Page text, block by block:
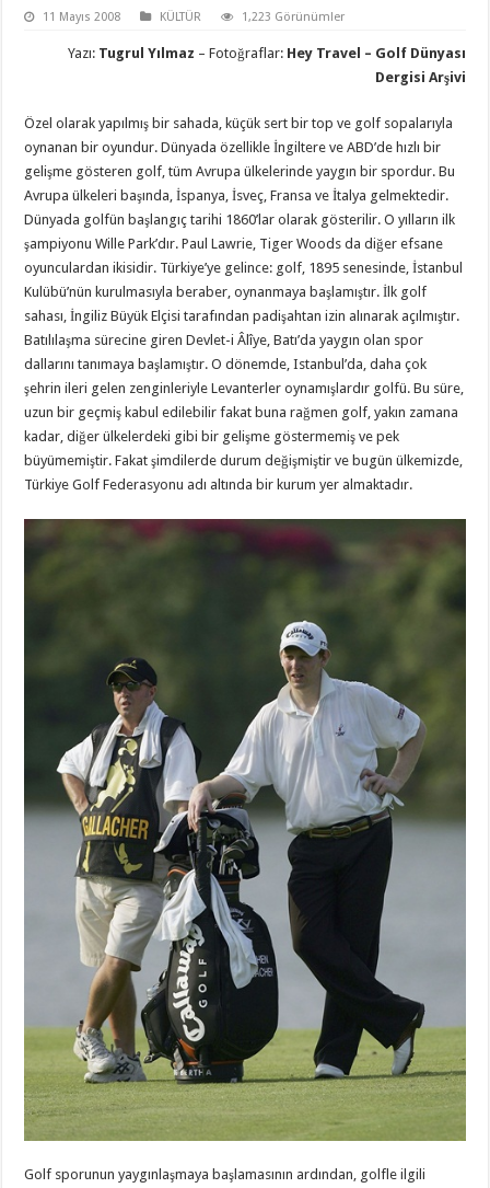
11 Mayıs 2008 KÜLTÜR 1,223 Görünümler
Yazı: Tugrul Yılmaz – Fotoğraflar:Hey Travel – Golf Dünyası
Dergisi Arşivi
Özel olarak yapılmış bir sahada, küçük sert bir top ve golf sopalarıyla
oynanan bir oyundur. Dünyada özellikle İngiltere ve ABD’de hızlı bir
gelişme gösteren golf, tüm Avrupa ülkelerinde yaygın bir spordur. Bu
Avrupa ülkeleri başında, İspanya, İsveç, Fransa ve İtalya gelmektedir.
Dünyada golfün başlangıç tarihi 1860’lar olarak gösterilir. O yılların ilk
şampiyonu Wille Park’dır. Paul Lawrie, Tiger Woods da diğer efsane
oyunculardan ikisidir. Türkiye’ye gelince: golf, 1895 senesinde, İstanbul
Kulübü’nün kurulmasıyla beraber, oynanmaya başlamıştır. İlk golf
sahası, İngiliz Büyük Elçisi tarafından padişahtan izin alınarak açılmıştır.
Batılılaşma sürecine giren Devlet-i Âlîye, Batı’da yaygın olan spor
dallarını tanımaya başlamıştır. O dönemde, Istanbul’da, daha çok
şehrin ileri gelen zenginleriyle Levanterler oynamışlardır golfü. Bu süre,
uzun bir geçmiş kabul edilebilir fakat buna rağmen golf, yakın zamana
kadar, diğer ülkelerdeki gibi bir gelişme göstermemiş ve pek
büyümemiştir. Fakat şimdilerde durum değişmiştir ve bugün ülkemizde,
Türkiye Golf Federasyonu adı altında bir kurum yer almaktadır.
Golf sporunun yaygınlaşmaya başlamasının ardından, golfle ilgili